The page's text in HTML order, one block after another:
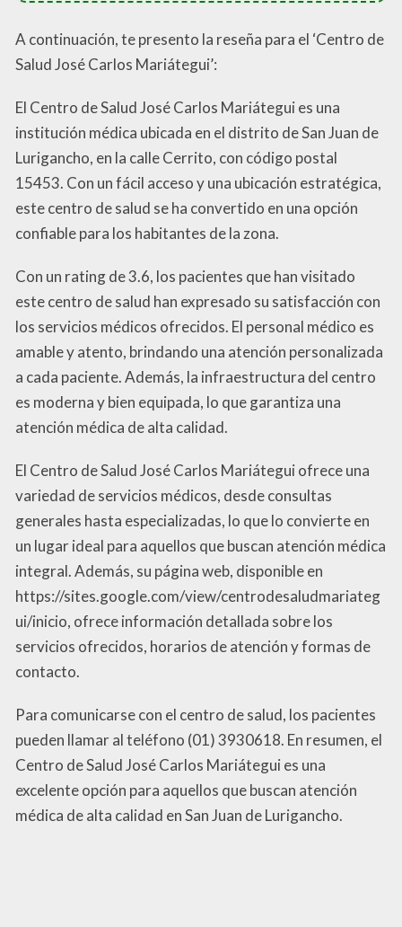
A continuación, te presento la reseña para el ‘Centro de
Salud José Carlos Mariátegui’:
El Centro de Salud José Carlos Mariátegui es una
institución médica ubicada en el distrito de San Juan de
Lurigancho, en la calle Cerrito, con código postal
15453. Con un fácil acceso y una ubicación estratégica,
este centro de salud se ha convertido en una opción
confiable para los habitantes de la zona.
Con un rating de 3.6, los pacientes que han visitado
este centro de salud han expresado su satisfacción con
los servicios médicos ofrecidos. El personal médico es
amable y atento, brindando una atención personalizada
a cada paciente. Además, la infraestructura del centro
es moderna y bien equipada, lo que garantiza una
atención médica de alta calidad.
El Centro de Salud José Carlos Mariátegui ofrece una
variedad de servicios médicos, desde consultas
generales hasta especializadas, lo que lo convierte en
un lugar ideal para aquellos que buscan atención médica
integral. Además, su página web, disponible en
https://sites.google.com/view/centrodesaludmariateg
ui/inicio, ofrece información detallada sobre los
servicios ofrecidos, horarios de atención y formas de
contacto.
Para comunicarse con el centro de salud, los pacientes
pueden llamar al teléfono (01) 3930618. En resumen, el
Centro de Salud José Carlos Mariátegui es una
excelente opción para aquellos que buscan atención
médica de alta calidad en San Juan de Lurigancho.